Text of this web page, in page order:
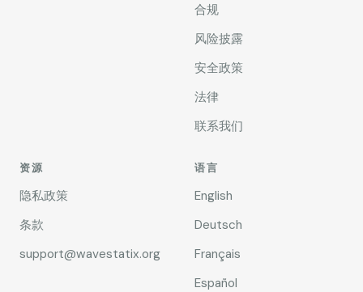
合规
风险披露
安全政策
法律
联系我们
资源
隐私政策
条款
support@wavestatix.org
语言
English
Deutsch
Français
Español